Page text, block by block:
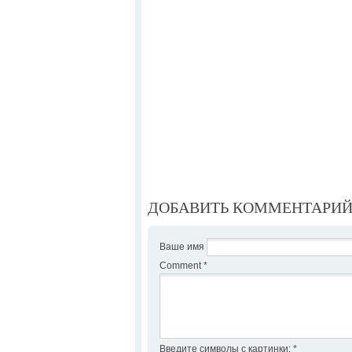
ДОБАВИТЬ КОММЕНТАРИЙ
Ваше имя
Comment *
Введите символы с картинки: *